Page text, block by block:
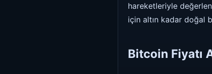
hareketleriyle
için altın kadar doğal
Bitcoin Fiyatı